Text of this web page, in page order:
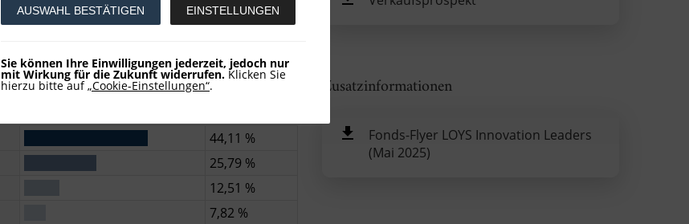
AUSWAHL BESTÄTIGEN EINSTELLUNGEN
Sie können Ihre Einwilligungen jederzeit, jedoch nur
mit Wirkung für die Zukunft widerrufen. Klicken Sie
hierzu bitte auf„Cookie-Einstellungen“.
3,45 %
44,11 %
25,79 %
12,51 %
7,82 %
Zusatzinformationen
Fonds-Flyer LOYS Innovation Leaders
(Mai 2025)